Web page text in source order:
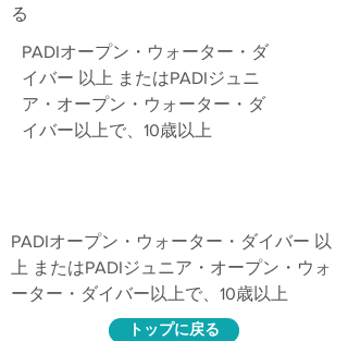
る
PADIオープン・ウォーター・ダ
イバー 以上 またはPADIジュニ
ア・オープン・ウォーター・ダ
イバー以上で、10歳以上
PADIオープン・ウォーター・ダイバー 以
上 またはPADIジュニア・オープン・ウォ
ーター・ダイバー以上で、10歳以上
トップに戻る